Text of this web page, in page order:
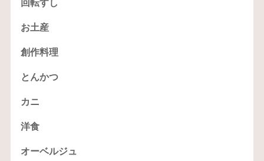
回転すし
お土産
創作料理
とんかつ
カニ
洋食
オーベルジュ